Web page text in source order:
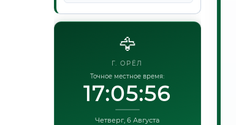
🦅
Г. ОРЁЛ
Точное местное время:
17:05:56
Четверг, 6 Августа